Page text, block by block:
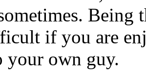
Being
if you are
own guy.